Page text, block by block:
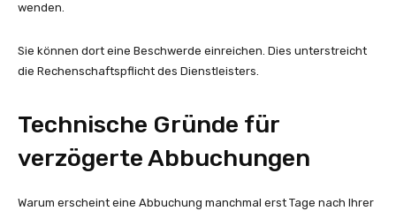
wenden.
Sie können dort eine Beschwerde einreichen. Dies unterstreicht
die Rechenschaftspflicht des Dienstleisters.
Technische Gründe für
verzögerte Abbuchungen
Warum erscheint eine Abbuchung manchmal erst Tage nach Ihrer